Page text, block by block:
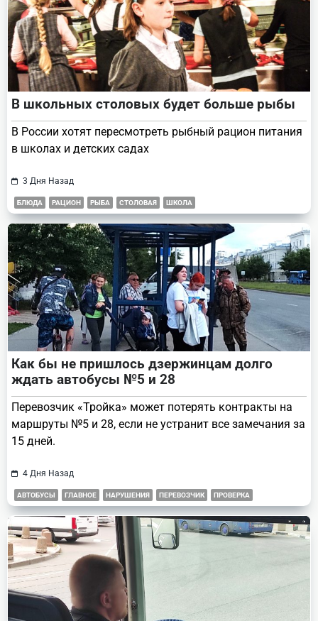
В школьных столовых будет больше рыбы
В России хотят пересмотреть рыбный рацион питания
в школах и детских садах
3 Дня Назад
БЛЮДА РАЦИОН РЫБА СТОЛОВАЯ ШКОЛА
Как бы не пришлось дзержинцам долго
ждать автобусы №5 и 28
Перевозчик «Тройка» может потерять контракты на
маршруты №5 и 28, если не устранит все замечания за
15 дней.
4 Дня Назад
АВТОБУСЫ ГЛАВНОЕ НАРУШЕНИЯ ПЕРЕВОЗЧИК ПРОВЕРКА